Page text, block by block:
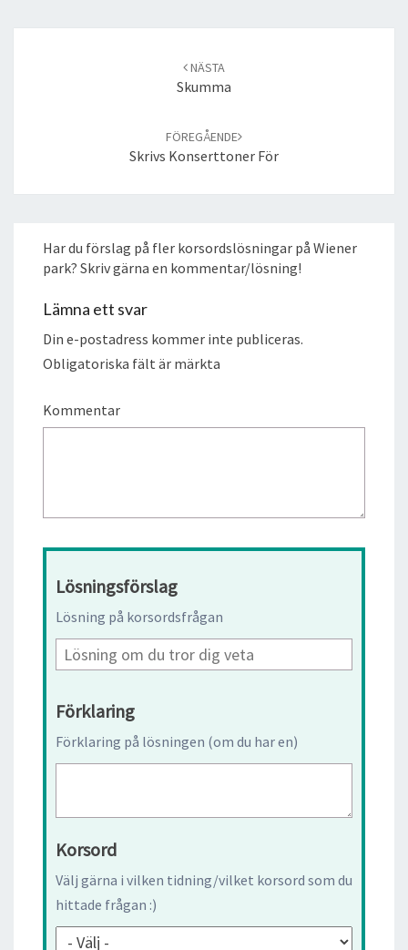
NÄSTA
Skumma
FÖREGÅENDE
Skrivs Konserttoner För
Har du förslag på fler korsordslösningar på Wiener
park? Skriv gärna en kommentar/lösning!
Lämna ett svar
Din e-postadress kommer inte publiceras.
Obligatoriska fält är märkta
Kommentar
Lösningsförslag
Lösning på korsordsfrågan
Förklaring
Förklaring på lösningen (om du har en)
Korsord
Välj gärna i vilken tidning/vilket korsord som du
hittade frågan :)